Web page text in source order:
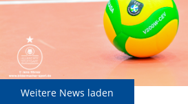
Weitere News laden